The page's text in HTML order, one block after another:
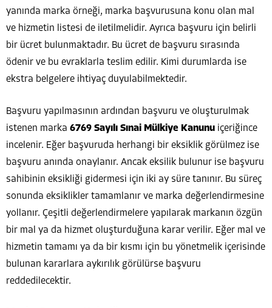
yanında marka örneği, marka başvurusuna konu olan mal
ve hizmetin listesi de iletilmelidir. Ayrıca başvuru için belirli
bir ücret bulunmaktadır. Bu ücret de başvuru sırasında
ödenir ve bu evraklarla teslim edilir. Kimi durumlarda ise
ekstra belgelere ihtiyaç duyulabilmektedir.
Başvuru yapılmasının ardından başvuru ve oluşturulmak
istenen marka 6769 Sayılı Sınai Mülkiye Kanunu içeriğince
incelenir. Eğer başvuruda herhangi bir eksiklik görülmez ise
başvuru anında onaylanır. Ancak eksilik bulunur ise başvuru
sahibinin eksikliği gidermesi için iki ay süre tanınır. Bu süreç
sonunda eksiklikler tamamlanır ve marka değerlendirmesine
yollanır. Çeşitli değerlendirmelere yapılarak markanın özgün
bir mal ya da hizmet oluşturduğuna karar verilir. Eğer mal ve
hizmetin tamamı ya da bir kısmı için bu yönetmelik içerisinde
bulunan kararlara aykırılık görülürse başvuru
reddedilecektir.